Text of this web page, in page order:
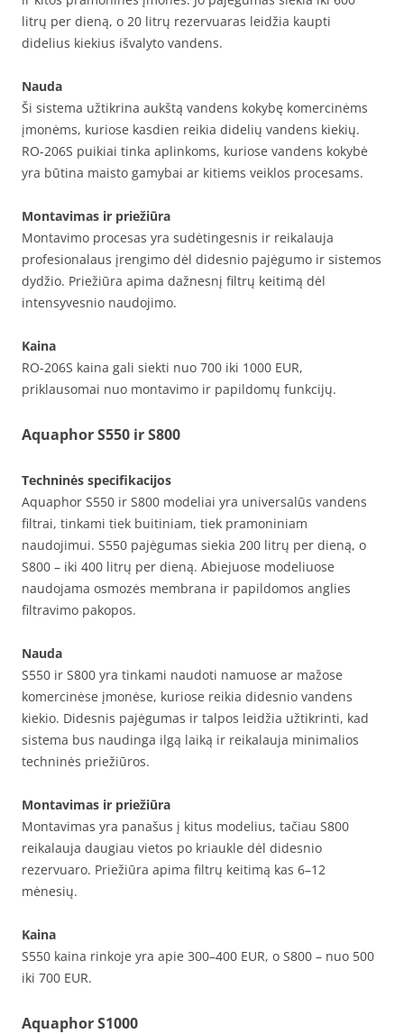
litrų per dieną, o 20 litrų rezervuaras leidžia kaupti
didelius kiekius išvalyto vandens.
Nauda
Ši sistema užtikrina aukštą vandens kokybę komercinėms
įmonėms, kuriose kasdien reikia didelių vandens kiekių.
RO-206S puikiai tinka aplinkoms, kuriose vandens kokybė
yra būtina maisto gamybai ar kitiems veiklos procesams.
Montavimas ir priežiūra
Montavimo procesas yra sudėtingesnis ir reikalauja
profesionalaus įrengimo dėl didesnio pajėgumo ir sistemos
dydžio. Priežiūra apima dažnesnį filtrų keitimą dėl
intensyvesnio naudojimo.
Kaina
RO-206S kaina gali siekti nuo 700 iki 1000 EUR,
priklausomai nuo montavimo ir papildomų funkcijų.
Aquaphor S550 ir S800
Techninės specifikacijos
Aquaphor S550 ir S800 modeliai yra universalūs vandens
filtrai, tinkami tiek buitiniam, tiek pramoniniam
naudojimui. S550 pajėgumas siekia 200 litrų per dieną, o
S800 – iki 400 litrų per dieną. Abiejuose modeliuose
naudojama osmozės membrana ir papildomos anglies
filtravimo pakopos.
Nauda
S550 ir S800 yra tinkami naudoti namuose ar mažose
komercinėse įmonėse, kuriose reikia didesnio vandens
kiekio. Didesnis pajėgumas ir talpos leidžia užtikrinti, kad
sistema bus naudinga ilgą laiką ir reikalauja minimalios
techninės priežiūros.
Montavimas ir priežiūra
Montavimas yra panašus į kitus modelius, tačiau S800
reikalauja daugiau vietos po kriaukle dėl didesnio
rezervuaro. Priežiūra apima filtrų keitimą kas 6–12
mėnesių.
Kaina
S550 kaina rinkoje yra apie 300–400 EUR, o S800 – nuo 500
iki 700 EUR.
Aquaphor S1000